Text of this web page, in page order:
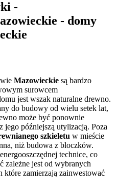
-
- domy
Mazowieckie są bardzo
surowcem
jest wszak naturalne drewno.
do budowy od wielu setek lat,
może być ponownie
jego późniejszą utylizacją. Poza
szkieletu w mieście
niż budowa z bloczków.
technice, co
zależne jest od wybranych
zamierzają zainwestować